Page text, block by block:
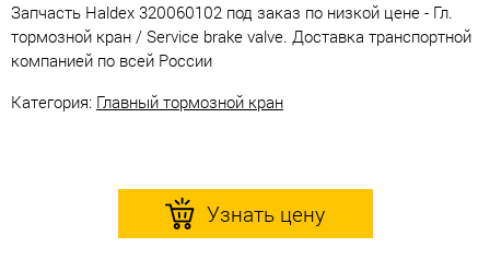
Запчасть Haldex 320060102 под заказ по низкой цене - Гл.
тормозной кран / Service brake valve. Доставка транспортной
компанией по всей России
Категория: Главный тормозной кран
Узнать цену